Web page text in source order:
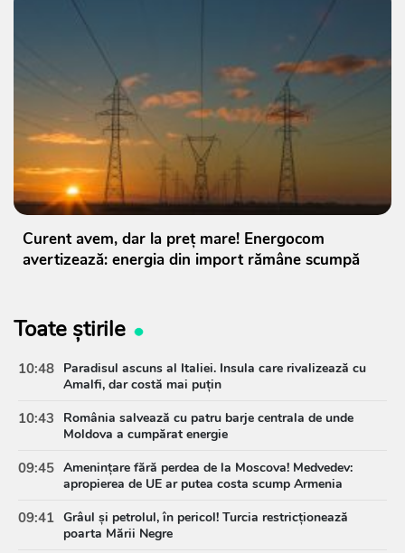
Curent avem, dar la preț mare! Energocom
avertizează: energia din import rămâne scumpă
Toate știrile
10:48 Paradisul ascuns al Italiei. Insula care rivalizează cu
Amalfi, dar costă mai puțin
10:43
România salvează cu patru barje centrala de unde
Moldova a cumpărat energie
09:45 Amenințare fără perdea de la Moscova! Medvedev:
apropierea de UE ar putea costa scump Armenia
09:41 Grâul și petrolul, în pericol! Turcia restricționează
poarta Mării Negre